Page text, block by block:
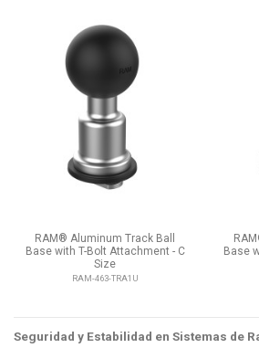
RAM® Aluminum Track Ball
Base with T-Bolt Attachment - C
Size
RAM-463-TRA1U
Base
Seguridad y Estabilidad en Sistemas de